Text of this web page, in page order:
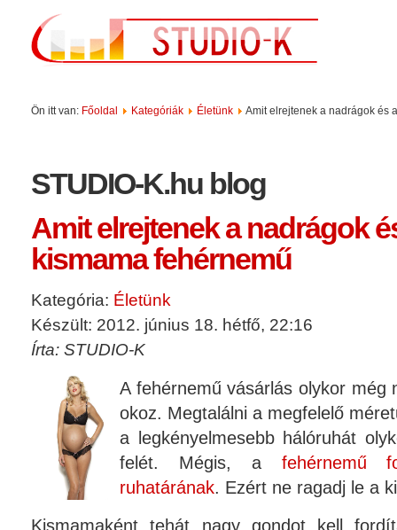
Ön itt van: Főoldal Kategóriák Életünk Amit elrejtenek a nadrágok és
STUDIO-K.hu blog
Amit elrejtenek a nadrágok
kismama fehérnemű
Kategória: Életünk
Készült: 2012. június 18. hétfő, 22:16
Írta: STUDIO-K
A fehérnemű vásárlás olykor még
okoz. Megtalálni a megfelelő
a legkényelmesebb hálóruhát
felét. Mégis, a fehérnemű
ruhatárának. Ezért ne ragadj le a
Kismamaként tehát nagy gondot kell